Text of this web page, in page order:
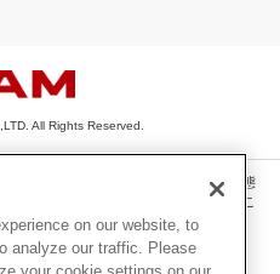
All Rights Reserved.
像・写真・動画・音声等を、手段や形態
断で複製、転載、ファイル化などするこ
ただけない場合があります。
on our website, to
analyze our traffic. Please